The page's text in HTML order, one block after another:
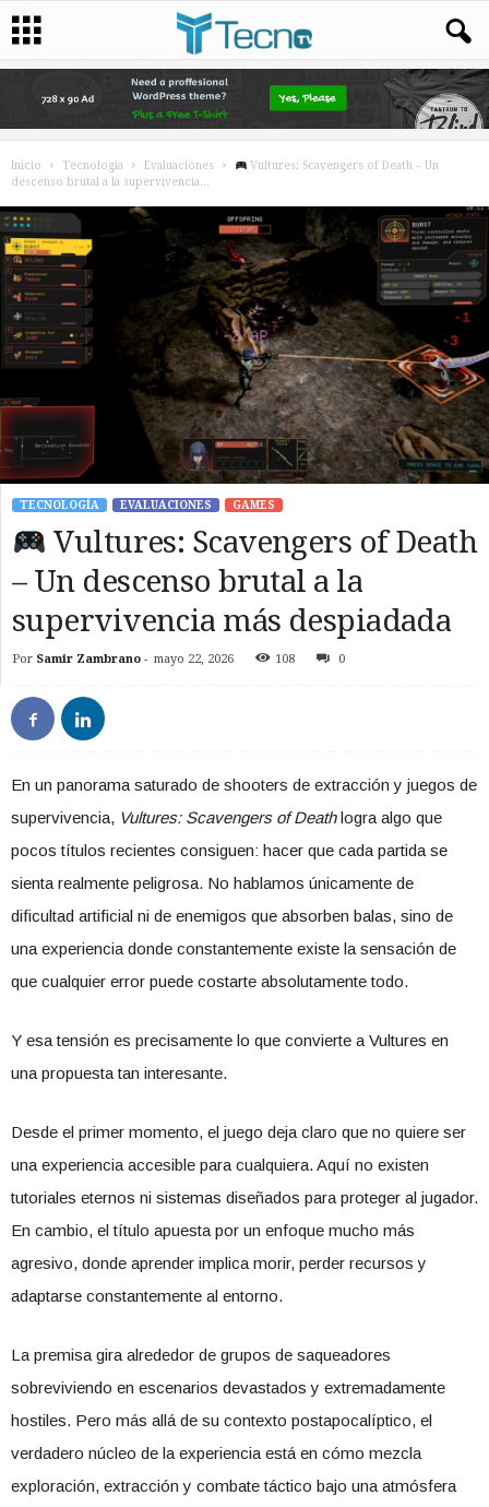
Inicio Tecnología Evaluaciones
Vultures: Scavengers of Death – Un
descenso brutal a la supervivencia...
TECNOLOGÍA EVALUACIONES GAMES
Vultures: Scavengers of Death
– Un descenso brutal a la
supervivencia más despiadada
Por Samir Zambrano - mayo 22, 2026 108 0
En un panorama saturado de shooters de extracción y juegos de
supervivencia, Vultures: Scavengers of Deathlogra algo que
pocos títulos recientes consiguen: hacer que cada partida se
sienta realmente peligrosa. No hablamos únicamente de
dificultad artificial ni de enemigos que absorben balas, sino de
una experiencia donde constantemente existe la sensación de
que cualquier error puede costarte absolutamente todo.
Y esa tensión es precisamente lo que convierte a Vultures en
una propuesta tan interesante.
Desde el primer momento, el juego deja claro que no quiere ser
una experiencia accesible para cualquiera. Aquí no existen
tutoriales eternos ni sistemas diseñados para proteger al jugador.
En cambio, el título apuesta por un enfoque mucho más
agresivo, donde aprender implica morir, perder recursos y
adaptarse constantemente al entorno.
La premisa gira alrededor de grupos de saqueadores
sobreviviendo en escenarios devastados y extremadamente
hostiles. Pero más allá de su contexto postapocalíptico, el
verdadero núcleo de la experiencia está en cómo mezcla
exploración, extracción y combate táctico bajo una atmósfera